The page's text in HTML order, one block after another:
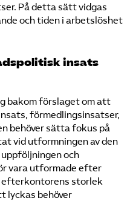
På detta sätt vidgas
och tiden i arbetslöshet
insats
bakom förslaget om att
förmedlingsinsatser,
behöver sätta fokus på
vid utformningen av den
och
vara utformade efter
efterkontorens storlek
lyckas behöver